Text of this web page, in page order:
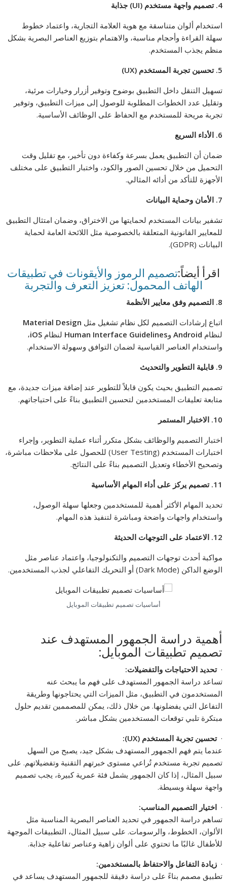
4. تصميم واجهة مستخدم (UI)
جذابة
استخدام ألوان متناسقة مع هوية العلامة التجارية، واعتماد خطوط
سهلة القراءة وأحجام مناسبة، والاهتمام بتوزيع العناصر البصرية بشكل
منظم يجذب المستخدم.
5. تحسين تجربة المستخدم (UX)
تسهيل التنقل داخل التطبيق بوضوح وتوفير أزرار وخيارات مرئية،
وتقليل عدد الخطوات المطلوبة للوصول إلى ميزات التطبيق، وتوفير
تجربة مريحة للمستخدم مع الحفاظ على الوظائف الأساسية.
6. الأداء السريع
ضمان أن التطبيق يعمل بسرعة وكفاءة دون تأخير، مع تقليل وقت
التحميل من خلال تحسين الصور والكود، واختبار التطبيق على مختلف
الأجهزة للتأكد من أدائه المثالي.
7. الأمان وحماية البيانات
تشفير بيانات المستخدم لحمايتها من الاختراق، وضمان امتثال التطبيق
للمعايير القانونية المتعلقة بالخصوصية مثل اللائحة العامة لحماية
البيانات (GDPR).
اقرأ أيضاً:تصميم الرموز والأيقونات في تطبيقات
الهاتف المحمول: تعزيز التعرف والتجربة
8. التصميم وفق معايير الأنظمة
اتباع إرشادات التصميم لكل نظام تشغيل مثل Material Design
لنظام Android وHuman Interface Guidelines لنظامiOS،
واستخدام العناصر القياسية لضمان التوافق وسهولة الاستخدام.
9. قابلية التطوير والتحديث
تصميم التطبيق بحيث يكون قابلاً للتطوير عند إضافة ميزات جديدة، مع
متابعة تعليقات المستخدمين لتحسين التطبيق بناءً على احتياجاتهم.
10. الاختبار المستمر
اختبار التصميم والوظائف بشكل متكرر أثناء عملية التطوير، وإجراء
اختبارات المستخدم (User Testing) للحصول على ملاحظات مباشرة،
وتصحيح الأخطاء وتعديل التصميم بناءً على النتائج.
11. تصميم يركز على أداء المهام الأساسية
تحديد المهام الأكثر أهمية للمستخدمين وجعلها سهلة الوصول،
واستخدام واجهات واضحة ومباشرة لتنفيذ هذه المهام.
12. الاعتماد على التوجهات الحديثة
مواكبة أحدث توجهات التصميم والتكنولوجيا، واعتماد عناصر مثل
الوضع الداكن (Dark Mode) أو التحريك التفاعلي لجذب المستخدمين.
أساسيات تصميم تطبيقات الموبايل
أهمية دراسة الجمهور المستهدف عند
تصميم تطبيقات الموبايل:
·تحديد الاحتياجات والتفضيلات:
تساعد دراسة الجمهور المستهدف على فهم ما يبحث عنه
المستخدمون في التطبيق، مثل الميزات التي يحتاجونها وطريقة
التفاعل التي يفضلونها. من خلال ذلك، يمكن للمصممين تقديم حلول
مبتكرة تلبي توقعات المستخدمين بشكل مباشر.
·تحسين تجربة المستخدم (UX):
عندما يتم فهم الجمهور المستهدف بشكل جيد، يصبح من السهل
تصميم تجربة مستخدم تُراعي مستوى خبرتهم التقنية وتفضيلاتهم. على
سبيل المثال، إذا كان الجمهور يشمل فئة عمرية كبيرة، يجب تصميم
واجهة سهلة وبسيطة.
·اختيار التصميم المناسب:
تساهم دراسة الجمهور في تحديد العناصر البصرية المناسبة مثل
الألوان، الخطوط، والرسومات. على سبيل المثال، التطبيقات الموجهة
للأطفال غالبًا ما تحتوي على ألوان زاهية وعناصر تفاعلية جذابة.
·زيادة التفاعل والاحتفاظ بالمستخدمين:
تطبيق مصمم بناءً على دراسة دقيقة للجمهور المستهدف يساعد في